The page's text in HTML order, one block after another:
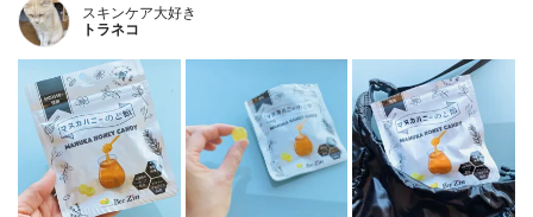
スキンケア大好き
トラネコ